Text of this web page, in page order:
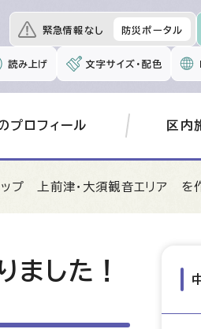
緊急情報なし 防災ポータル
読み上げ 文字サイズ・配色
プロフィール 区内
プ 上前津・大須観音エリア を作
した！